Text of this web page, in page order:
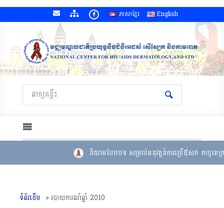
ភាសាខ្មែរ English
និយាមបែបបទ សម្រាប់អនុវត្តន៍ការប្រើឳសថ កាបូតេក្រា
ទំព័រដើម » របាយការណ៍ឆ្នាំ 2010